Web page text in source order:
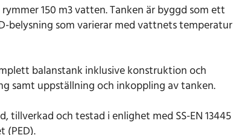
150 m3 vatten. Tanken är byggd som ett
belysning som varierar med vattnets temperatur
balanstank inklusive konstruktion och
samt uppställning och inkoppling av tanken.
tillverkad och testad i enlighet med SS-EN 13445
(PED).